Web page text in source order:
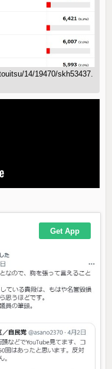
14/19470/skh53437.